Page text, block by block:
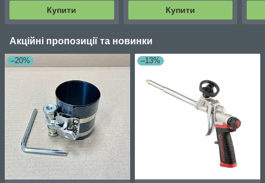
Купити Купити
Акційні пропозиції та новинки
–20% –13%